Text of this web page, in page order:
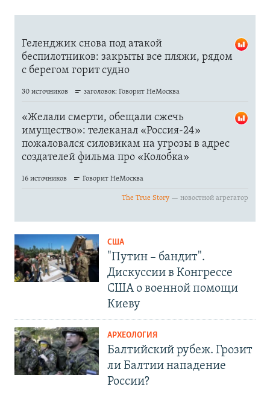
США
"Путин – бандит".
Дискуссии в Конгрессе
США о военной помощи
Киеву
АРХЕОЛОГИЯ
Балтийский рубеж. Грозит
ли Балтии нападение
России?